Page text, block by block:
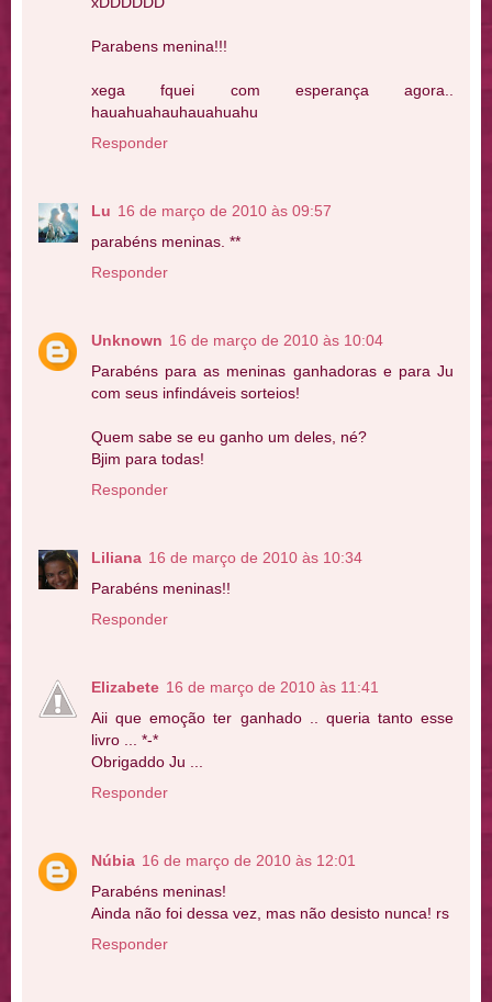
Parabens menina!!!
xega fquei com esperança agora..
hauahuahauhauahuahu
Responder
Lu 16 de março de 2010 às 09:57
parabéns meninas. **
Responder
Unknown 16 de março de 2010 às 10:04
Parabéns para as meninas ganhadoras e para Ju
com seus infindáveis sorteios!
Quem sabe se eu ganho um deles, né?
Bjim para todas!
Responder
Liliana 16 de março de 2010 às 10:34
Parabéns meninas!!
Responder
Elizabete 16 de março de 2010 às 11:41
Aii que emoção ter ganhado .. queria tanto esse
livro ... *-*
Obrigaddo Ju ...
Responder
Núbia 16 de março de 2010 às 12:01
Parabéns meninas!
Ainda não foi dessa vez, mas não desisto nunca! rs
Responder